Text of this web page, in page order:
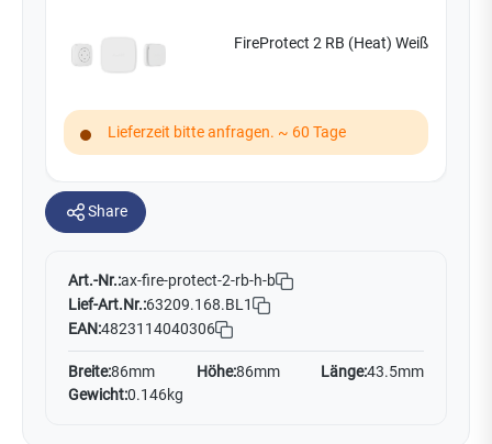
FireProtect 2 RB (Heat) Weiß
Lieferzeit bitte anfragen. ~ 60 Tage
Share
Art.-Nr.:ax-fire-protect-2-rb-h-b
Lief-Art.Nr.:63209.168.BL1
EAN:4823114040306
Breite:86mm Höhe:86mm Länge:43.5mm
Gewicht:0.146kg